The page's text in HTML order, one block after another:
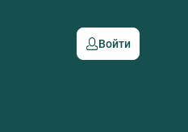
Войти